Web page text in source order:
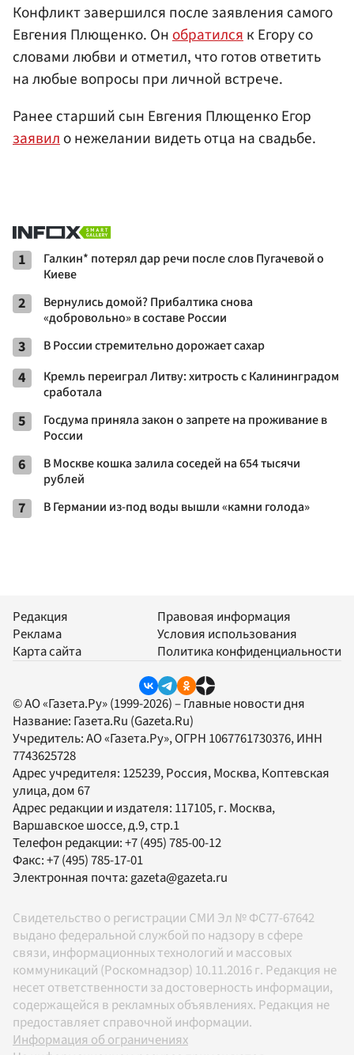
Конфликт завершился после заявления самого
Евгения Плющенко. Онобратилсяк Егору со
словами любви и отметил, что готов ответить
на любые вопросы при личной встрече.
Ранее старший сын Евгения Плющенко Егор
заявило нежелании видеть отца на свадьбе.
1
Галкин* потерял дар речи после слов Пугачевой о
Киеве
2
Вернулись домой? Прибалтика снова
«добровольно» в составе России
3 В России стремительно дорожает сахар
4
Кремль переиграл Литву: хитрость с Калининградом
сработала
5
Госдума приняла закон о запрете на проживание в
России
6
В Москве кошка залила соседей на 654 тысячи
рублей
7 В Германии из-под воды вышли «камни голода»
Редакция
Реклама
Карта сайта
Правовая информация
Условия использования
Политика конфиденциальности
© АО «Газета.Ру» (1999-2026) – Главные новости дня
Название: Газета.Ru (Gazeta.Ru)
Учредитель:АО «Газета.Ру», ОГРН 1067761730376, ИНН
7743625728
Адрес учредителя: 125239, Россия, Москва, Коптевская
улица, дом 67
Адрес редакции и издателя: 117105, г. Москва,
Варшавское шоссе, д.9, стр.1
Телефон редакции:+7 (495) 785-00-12
Факс:+7 (495) 785-17-01
Электронная почта:gazeta@gazeta.ru
Свидетельство о регистрации СМИ Эл № ФС77-67642
выдано федеральной службой по надзору в сфере
связи, информационных технологий и массовых
коммуникаций (Роскомнадзор) 10.11.2016 г. Редакция не
несет ответственности за достоверность информации,
содержащейся в рекламных объявлениях. Редакция не
предоставляет справочной информации.
Информация об ограничениях